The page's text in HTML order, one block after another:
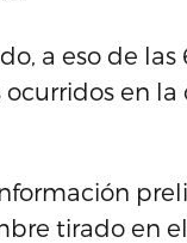
a eso de
en la
tirado en